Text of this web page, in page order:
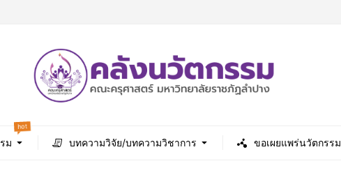
ม
hot
บทความวิจัย/บทความวิชาการ ขอเผยแพร่นวัตกรรม